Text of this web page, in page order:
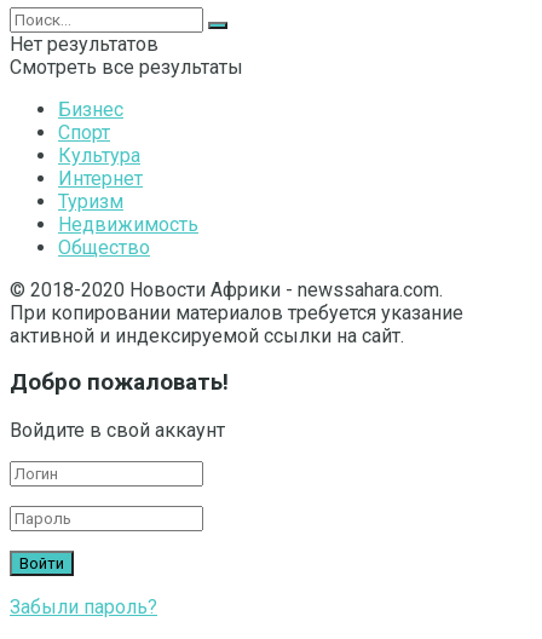
Нет результатов
Смотреть все результаты
Бизнес
Спорт
Культура
Интернет
Туризм
Недвижимость
Общество
© 2018-2020 Новости Африки - newssahara.com.
При копировании материалов требуется указание
активной и индексируемой ссылки на сайт.
Добро пожаловать!
Войдите в свой аккаунт
Забыли пароль?